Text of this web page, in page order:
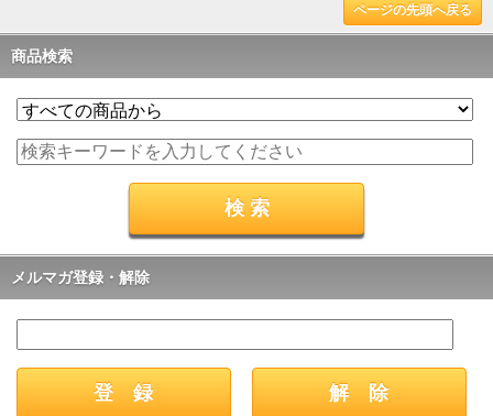
ページの先頭へ戻る
商品検索
メルマガ登録・解除